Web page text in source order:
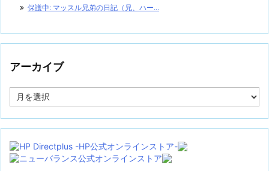
保護中: マッスル兄弟の日記（兄、ハー...
アーカイブ
ー
イ